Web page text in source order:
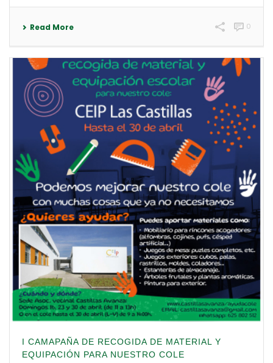
Read More 0
I CAMAPAÑA DE RECOGIDA DE MATERIAL Y
EQUIPACIÓN PARA NUESTRO COLE